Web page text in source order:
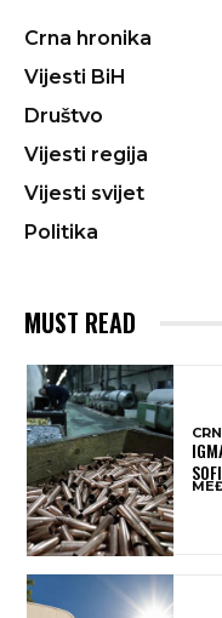
Crna hronika
Vijesti BiH
Društvo
Vijesti regija
Vijesti svijet
Politika
MUST READ